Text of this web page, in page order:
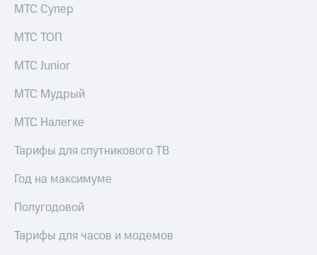
МТС Супер
МТС ТОП
МТС Junior
МТС Мудрый
МТС Налегке
Тарифы для спутникового ТВ
Год на максимуме
Полугодовой
Тарифы для часов и модемов